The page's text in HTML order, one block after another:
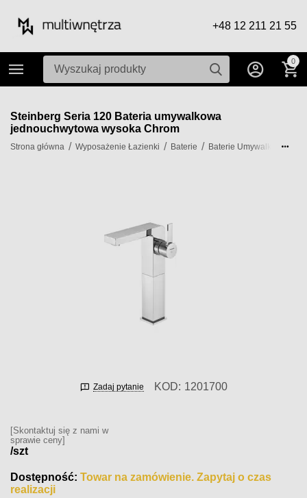
+48 12 211 21 55
0
Steinberg Seria 120 Bateria umywalkowa
jednouchwytowa wysoka Chrom
Strona główna / Wyposażenie Łazienki / Baterie / Baterie Umywalkowe
Zadaj pytanie KOD: 1201700
[Skontaktuj się z nami w
sprawie ceny]
/szt
Dostępność: Towar na zamówienie. Zapytaj o czas
realizacji